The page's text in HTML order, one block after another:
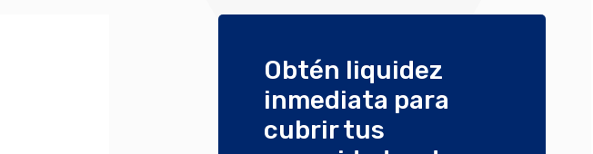
Obtén liquidez
inmediata para
cubrir tus